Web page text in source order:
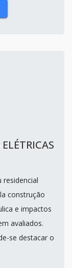
construção
e impactos
avaliados.
se destacar o